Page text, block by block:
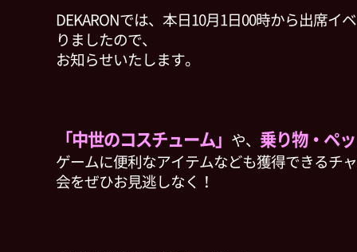
DEKARONでは、本日10月1日00時から出席イ
りましたので、
お知らせいたします。
「中世のコスチューム」 や、 乗り物・ペ
ゲームに便利なアイテムなども獲得できるチ
会をぜひお見逃しなく！